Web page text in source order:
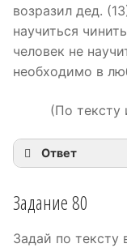
возразил дед.
научиться
человек не
необходимо в
(По тексту
Ответ
Задание 80
Задай по